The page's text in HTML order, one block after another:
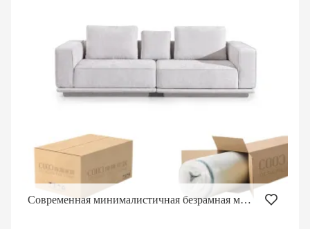
Современная минималистичная безрамная мебель из ткани, пенопласта и губки, бескаркасный вакуумный угловой диван для гостиной, компактный диван.